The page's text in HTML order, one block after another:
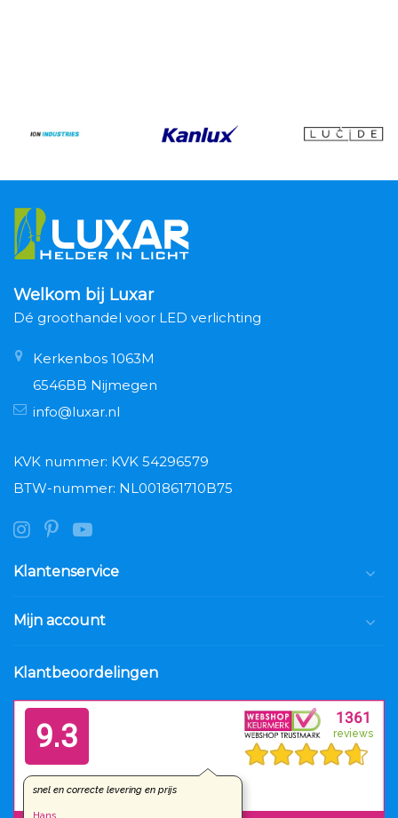
Welkom bij Luxar
Dé groothandel voor LED verlichting
Kerkenbos 1063M
6546BB Nijmegen
info@luxar.nl
KVK nummer: KVK 54296579
BTW-nummer: NL001861710B75
Klantenservice
Mijn account
Klantbeoordelingen